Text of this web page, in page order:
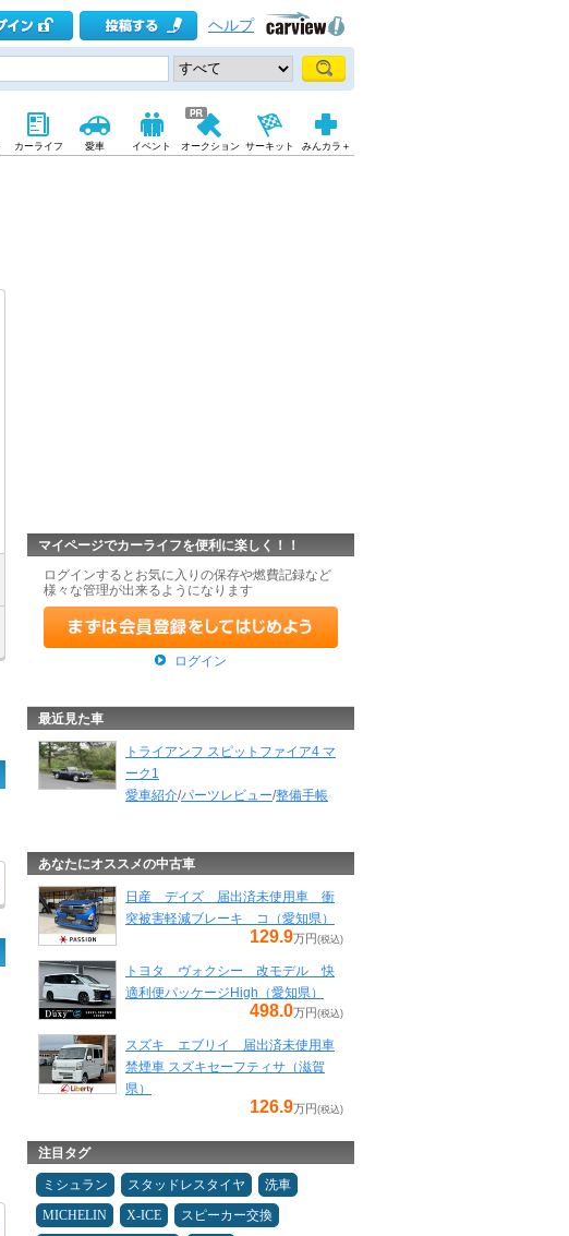
ヘルプ
カーライフ 愛車 イベント オークション サーキット みんカラ＋
マイページでカーライフを便利に楽しく！！
ログインするとお気に入りの保存や燃費記録など
様々な管理が出来るようになります
ログイン
最近見た車
トライアンフ スピットファイア4 マ
ーク1
愛車紹介/パーツレビュー/整備手帳
あなたにオススメの中古車
日産 デイズ 届出済未使用車 衝
突被害軽減ブレーキ コ（愛知県）
129.9万円(税込)
トヨタ ヴォクシー 改モデル 快
適利便パッケージHigh（愛知県）
498.0万円(税込)
スズキ エブリイ 届出済未使用車
禁煙車 スズキセーフティサ（滋賀
県）
126.9万円(税込)
注目タグ
ミシュラン スタッドレスタイヤ
洗車
MICHELIN
X-ICE
スピーカー交換